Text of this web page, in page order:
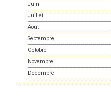
Juin
Juillet
Août
Septembre
Octobre
Novembre
Décembre